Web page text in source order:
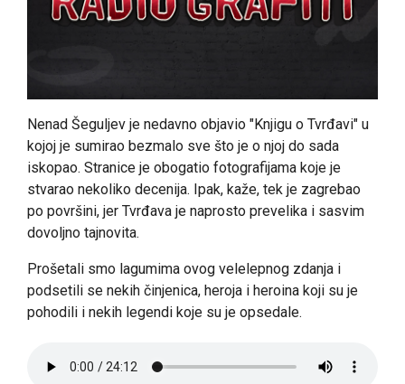
Nenad Šeguljev je nedavno objavio "Knjigu o Tvrđavi" u
kojoj je sumirao bezmalo sve što je o njoj do sada
iskopao. Stranice je obogatio fotografijama koje je
stvarao nekoliko decenija. Ipak, kaže, tek je zagrebao
po površini, jer Tvrđava je naprosto prevelika i sasvim
dovoljno tajnovita.
Prošetali smo lagumima ovog velelepnog zdanja i
podsetili se nekih činjenica, heroja i heroina koji su je
pohodili i nekih legendi koje su je opsedale.